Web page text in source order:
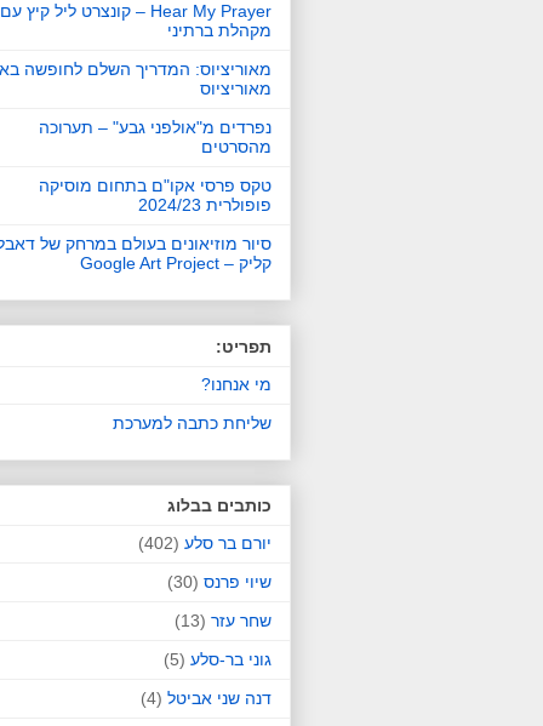
Hear My Prayer – קונצרט ליל קיץ עם
מקהלת ברתיני
מאוריציוס: המדריך השלם לחופשה
מאוריציוס
נפרדים מ"אולפני גבע" – תערוכה
מהסרטים
טקס פרסי אקו"ם בתחום מוסיקה
פופולרית 2024/23
סיור מוזיאונים בעולם במרחק של
קליק – Google Art Project
תפריט:
מי אנחנו?
שליחת כתבה למערכת
כותבים בבלוג
יורם בר סלע (402)
שיוי פרנס (30)
שחר עזר (13)
גוני בר-סלע (5)
דנה שני אביטל (4)